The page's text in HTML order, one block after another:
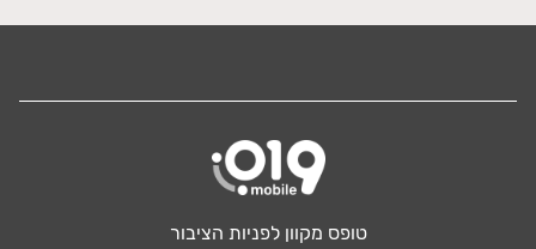
טופס מקוון לפניות הציבור